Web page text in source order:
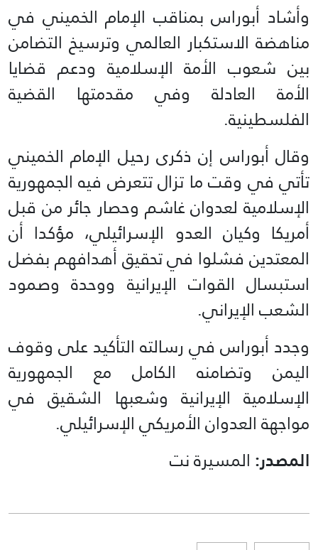
وأشاد أبوراس بمناقب الإمام الخميني في
مناهضة الاستكبار العالمي وترسيخ التضامن
بين شعوب الأمة الإسلامية ودعم قضايا
الأمة العادلة وفي مقدمتها القضية
الفلسطينية.
وقال أبوراس إن ذكرى رحيل الإمام الخميني
تأتي في وقت ما تزال تتعرض فيه الجمهورية
الإسلامية لعدوان غاشم وحصار جائر من قبل
أمريكا وكيان العدو الإسرائيلي، مؤكدا أن
المعتدين فشلوا في تحقيق أهدافهم بفضل
استبسال القوات الإيرانية ووحدة وصمود
الشعب الإيراني.
وجدد أبوراس في رسالته التأكيد على وقوف
اليمن وتضامنه الكامل مع الجمهورية
الإسلامية الإيرانية وشعبها الشقيق في
مواجهة العدوان الأمريكي الإسرائيلي.
المصدر: المسيرة نت